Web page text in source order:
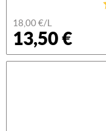
18,00 €/L
13,50 €